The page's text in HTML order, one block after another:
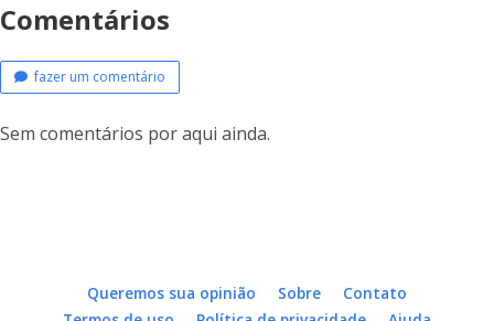
Comentários
fazer um comentário
Sem comentários por aqui ainda.
Queremos sua opinião Sobre
Contato